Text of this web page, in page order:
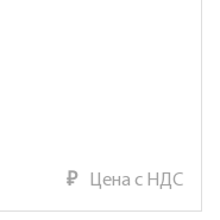
₽ Цена с НДС